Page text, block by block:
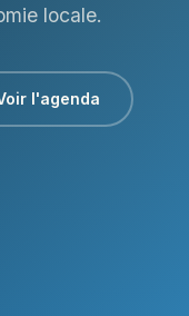
locale.
l'agenda